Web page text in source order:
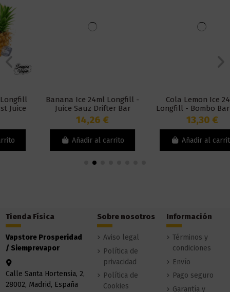
Banana Ice 24ml Longfill -
Juice Sauz Drifter Bar
14,26 €
Añadir al carrito
Cola Lemon Ice 24ml
Longfill - Bombo Bar Juice
13,30 €
Añadir al carrito
Tienda Física
Vapstore Prosperidad
/ Siemprevapor
Calle Santa Hortensia, 2,
28002, Madrid, España
Sobre nosotros
Aviso legal
Política de
privacidad
Política de
Cookies
Información
Términos y
condiciones
Envío
Pago seguro
Garantía y